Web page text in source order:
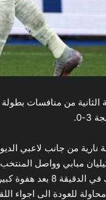
0.
مبابي وواصل
خطف هدف ثاني
للعودة الى اجواء